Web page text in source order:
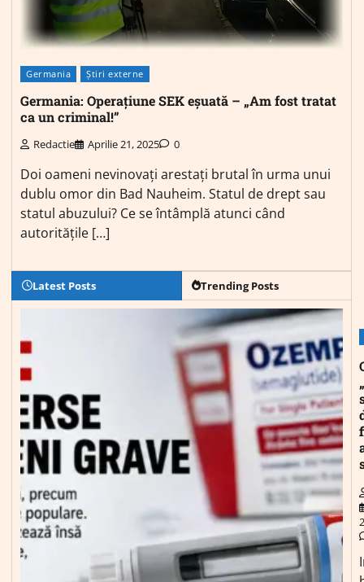
Germania Știri externe
Germania: Operațiune SEK eșuată – „Am fost tratat
ca un criminal!”
Redactie Aprilie 21, 2025 0
Doi oameni nevinovați arestați brutal în urma unui
dublu omor din Bad Nauheim. Statul de drept sau
statul abuzului? Ce se întâmplă atunci când
autoritățile […]
Latest Posts Trending Posts